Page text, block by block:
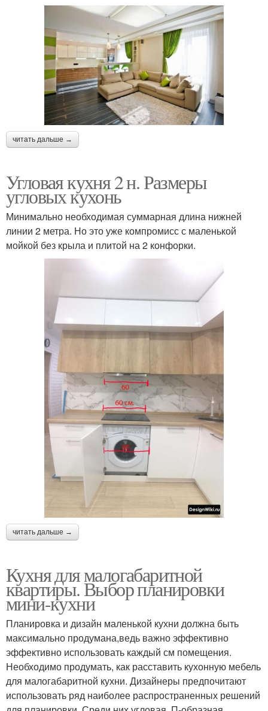
читать дальше →
Угловая кухня 2 н. Размеры
угловых кухонь
Минимально необходимая суммарная длина нижней
линии 2 метра. Но это уже компромисс с маленькой
мойкой без крыла и плитой на 2 конфорки.
читать дальше →
Кухня для малогабаритной
квартиры. Выбор планировки
мини-кухни
Планировка и дизайн маленькой кухни должна быть
максимально продумана,ведь важно эффективно
эффективно использовать каждый см помещения.
Необходимо продумать, как расставить кухонную мебель
для малогабаритной кухни. Дизайнеры предпочитают
использовать ряд наиболее распространенных решений